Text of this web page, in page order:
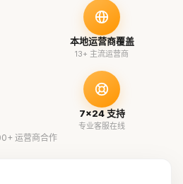
本地运营商覆盖
13+ 主流运营商
7×24 支持
专业客服在线
运营商合作